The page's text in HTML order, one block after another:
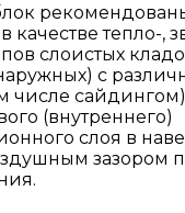
качестве тепло-,
слоистых
с
числе
(внутреннего)
слоя в
зазором